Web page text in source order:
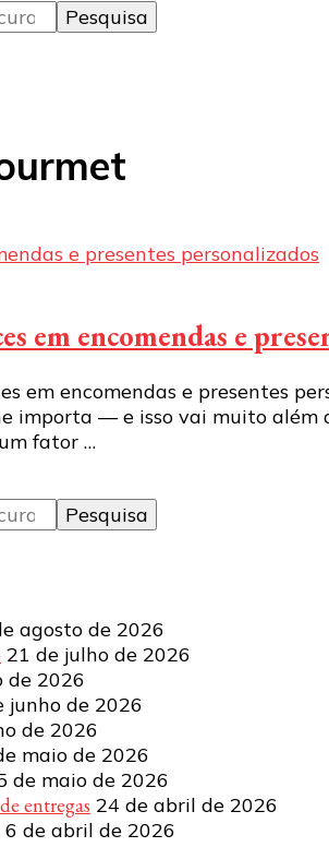
em encomendas e
em encomendas e presentes
importa — e isso vai muito além
fator …
agosto de 2026
21 de julho de 2026
de 2026
junho de 2026
de 2026
maio de 2026
de maio de 2026
entregas 24 de abril de 2026
6 de abril de 2026